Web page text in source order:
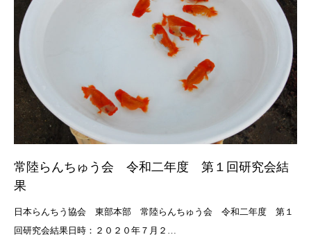
常陸らんちゅう会 令和二年度 第１回研究会結
果
日本らんちう協会 東部本部 常陸らんちゅう会 令和二年度 第１
回研究会結果日時：２０２０年７月２…